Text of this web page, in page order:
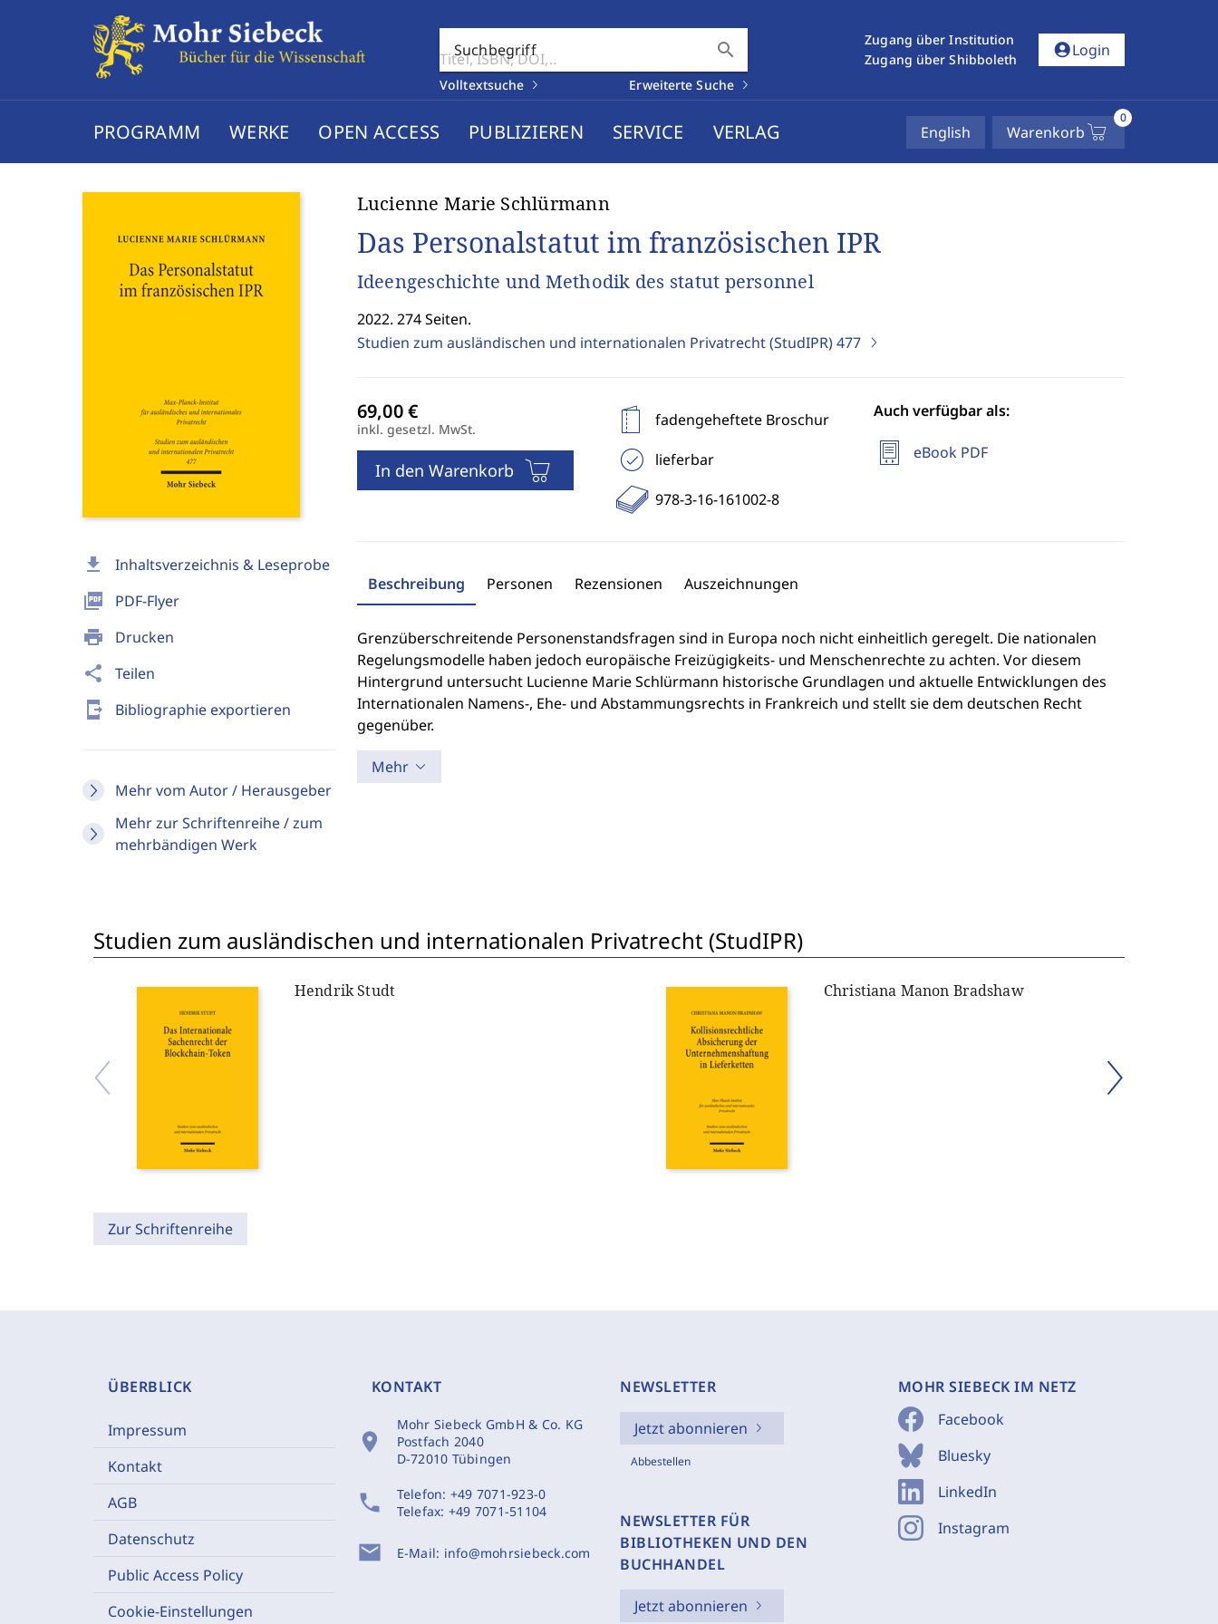
Suchbegriff search
Volltextsuche Erweiterte Suche
Zugang über Institution
Zugang über Shibboleth
account_circleLogin
PROGRAMM WERKE OPEN ACCESS PUBLIZIEREN SERVICE VERLAG English Warenkorb
0
download Inhaltsverzeichnis & Leseprobe
picture_as_pdf PDF-Flyer
print Drucken
share Teilen
send_to_mobile Bibliographie exportieren
Mehr vom Autor / Herausgeber
Mehr zur Schriftenreihe / zum
mehrbändigen Werk
Lucienne Marie Schlürmann
Das Personalstatut im französischen IPR
Ideengeschichte und Methodik des statut personnel
2022. 274 Seiten.
Studien zum ausländischen und internationalen Privatrecht (StudIPR)477
inkl. gesetzl. MwSt.
In den Warenkorb
fadengeheftete Broschur
lieferbar
978-3-16-161002-8
Auch verfügbar als:
eBook PDF
Beschreibung Personen Rezensionen Auszeichnungen
Grenzüberschreitende Personenstandsfragen sind in Europa noch nicht einheitlich geregelt. Die nationalen
Regelungsmodelle haben jedoch europäische Freizügigkeits- und Menschenrechte zu achten. Vor diesem
Hintergrund untersucht Lucienne Marie Schlürmann historische Grundlagen und aktuelle Entwicklungen des
Internationalen Namens-, Ehe- und Abstammungsrechts in Frankreich und stellt sie dem deutschen Recht
gegenüber.
Mehr
Studien zum ausländischen und internationalen Privatrecht (StudIPR)
Hendrik Studt Christiana Manon Bradshaw
Zur Schriftenreihe
ÜBERBLICK
Impressum
Kontakt
AGB
Datenschutz
Public Access Policy
Cookie-Einstellungen
KONTAKT
location_on
Mohr Siebeck GmbH & Co. KG
Postfach 2040
D-72010 Tübingen
phone Telefon: +49 7071-923-0
Telefax: +49 7071-51104
mail E-Mail: info@mohrsiebeck.com
NEWSLETTER
Jetzt abonnieren
Abbestellen
NEWSLETTER FÜR
BIBLIOTHEKEN UND DEN
BUCHHANDEL
Jetzt abonnieren
MOHR SIEBECK IM NETZ
Facebook
Bluesky
LinkedIn
Instagram